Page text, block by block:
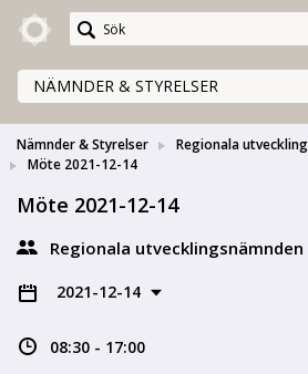
Meetings+
NÄMNDER & STYRELSER
Nämnder & Styrelser
Regionala
Möte 2021-12-14
Möte 2021-12-14
Regionala utvecklingsnämnden
2021-12-14
08:30 - 17:00